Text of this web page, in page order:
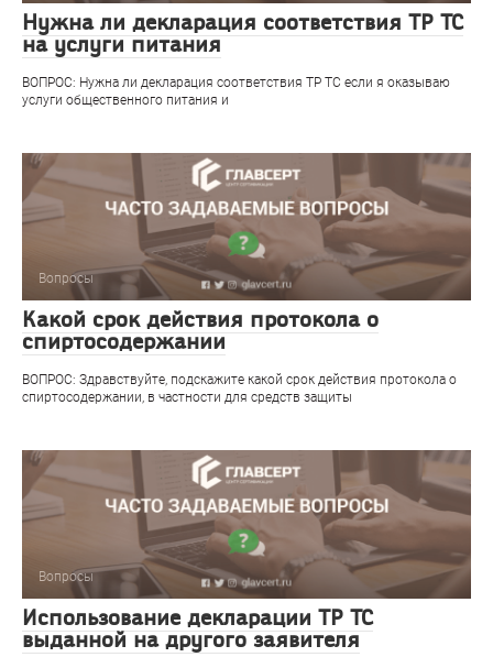
Нужна ли декларация соответствия ТР ТС
на услуги питания
ВОПРОС: Нужна ли декларация соответствия ТР ТС если я оказываю
услуги общественного питания и
Вопросы
Какой срок действия протокола о
спиртосодержании
ВОПРОС: Здравствуйте, подскажите какой срок действия протокола о
спиртосодержании, в частности для средств защиты
Вопросы
Использование декларации ТР ТС
выданной на другого заявителя